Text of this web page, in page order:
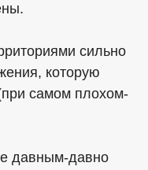
сильно
которую
самом плохом-
давным-давно